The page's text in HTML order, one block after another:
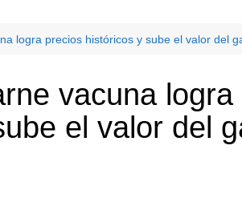
logra precios históricos y sube el valor del
vacuna logra
el valor del